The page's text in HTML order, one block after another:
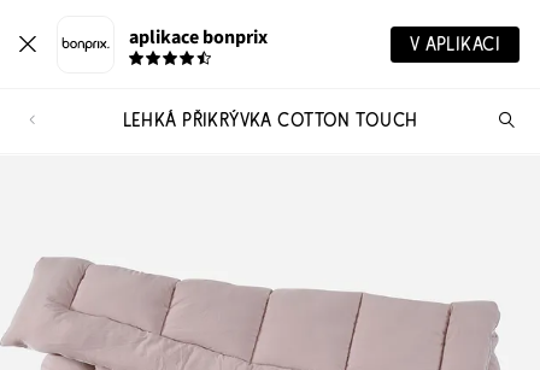
aplikace bonprix V APLIKACI
LEHKÁ PŘIKRÝVKA COTTON TOUCH